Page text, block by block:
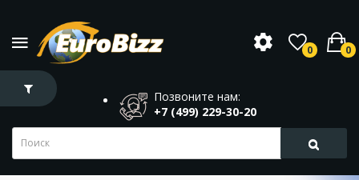
0 0
Позвоните нам:
+7 (499) 229-30-20